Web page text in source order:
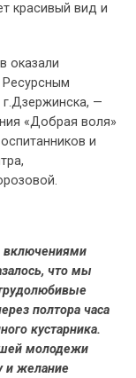
красивый вид и
оказали
—
«Добрая воля»
и
включениями
что мы
полтора часа
кустарника.
молодежи
и желание